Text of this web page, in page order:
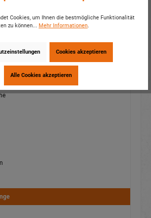
Cookies, um Ihnen die bestmögliche Funktionalität
zu können... Mehr Informationen.
Cookies akzeptieren
Alle Cookies akzeptieren